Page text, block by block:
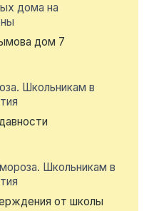
дома на
дом 7
Школьникам в
Школьникам в
от школы